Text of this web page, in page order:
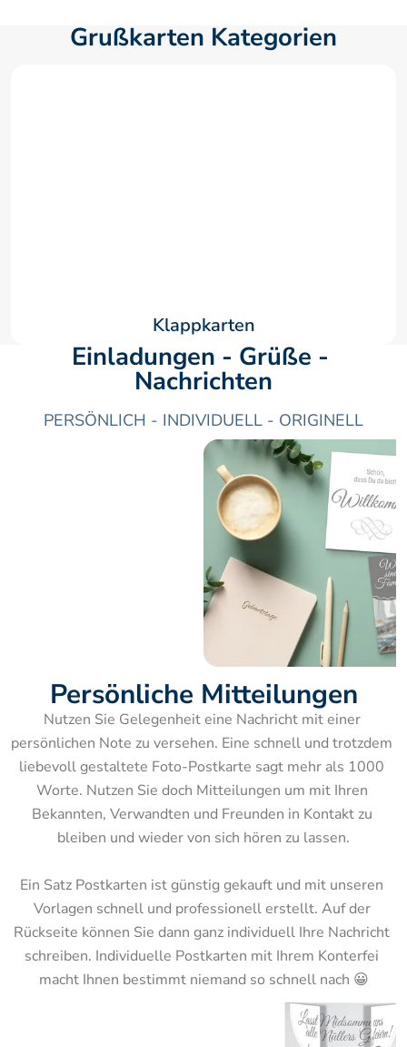
Grußkarten Kategorien
Klappkarten
Einladungen - Grüße -
Nachrichten
PERSÖNLICH - INDIVIDUELL - ORIGINELL
Persönliche Mitteilungen
Nutzen Sie Gelegenheit eine Nachricht mit einer
persönlichen Note zu versehen. Eine schnell und trotzdem
liebevoll gestaltete Foto-Postkarte sagt mehr als 1000
Worte. Nutzen Sie doch Mitteilungen um mit Ihren
Bekannten, Verwandten und Freunden in Kontakt zu
bleiben und wieder von sich hören zu lassen.
Ein Satz Postkarten ist günstig gekauft und mit unseren
Vorlagen schnell und professionell erstellt. Auf der
Rückseite können Sie dann ganz individuell Ihre Nachricht
schreiben. Individuelle Postkarten mit Ihrem Konterfei
macht Ihnen bestimmt niemand so schnell nach 😀